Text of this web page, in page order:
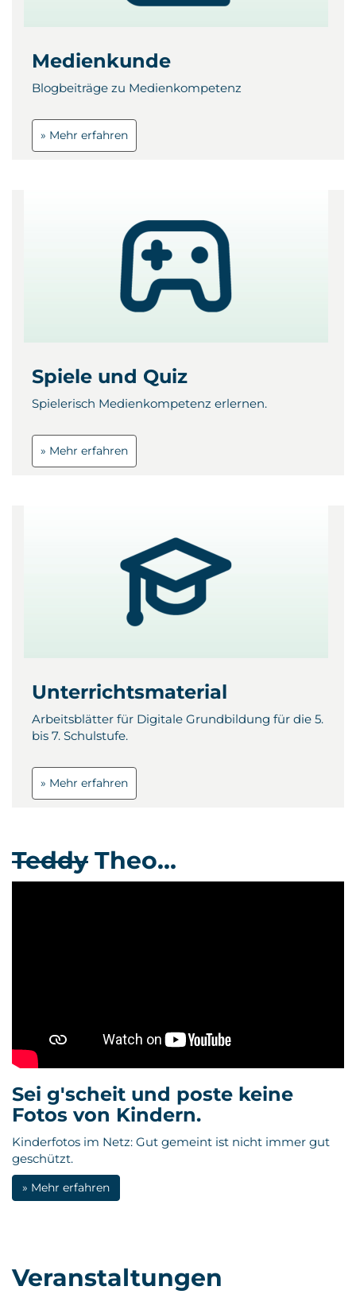
Medienkunde
Blogbeiträge zu Medienkompetenz
» Mehr erfahren
Spiele und Quiz
Spielerisch Medienkompetenz erlernen.
» Mehr erfahren
Unterrichtsmaterial
Arbeitsblätter für Digitale Grundbildung für die 5.
bis 7. Schulstufe.
» Mehr erfahren
Teddy Theo…
Sei g'scheit und poste keine
Fotos von Kindern.
Kinderfotos im Netz: Gut gemeint ist nicht immer gut
geschützt.
» Mehr erfahren
Veranstaltungen